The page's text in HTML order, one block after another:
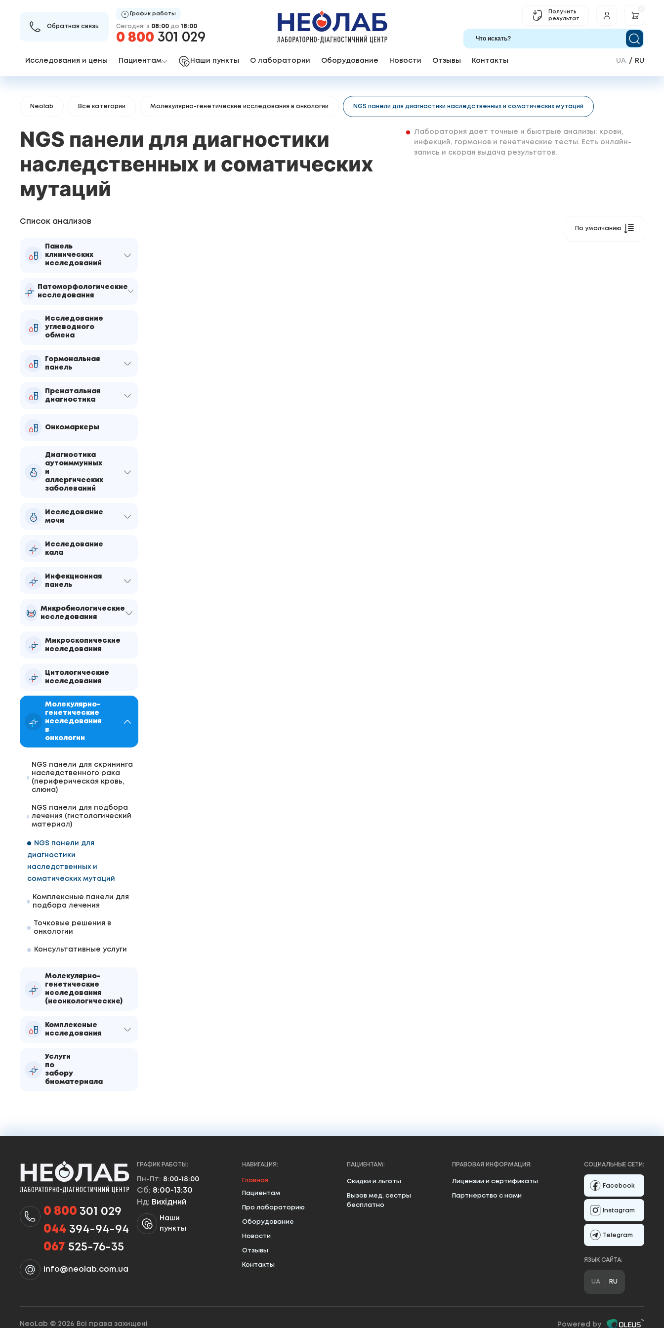
Обратная связь
График работы
Сегодня: з 08:00 до 18:00
0 800 301 029
Получить
результат
Исследования и цены Пациентам Наши пункты О лаборатории Оборудование Новости Отзывы Контакты UA RU
Neolab Все категории Молекулярно-генетические исследования в онкологии NGS панели для диагностики наследственных и соматических мутаций
NGS панели для диагностики
наследственных и соматических
мутаций
Лаборатория дает точные и быстрые анализы: крови,
инфекций, гормонов и генетические тесты. Есть онлайн-
запись и скорая выдача результатов.
Список анализов
Панель
клинических
исследований
Патоморфологические
исследования
Исследование
углеводного
обмена
Гормональная
панель
Пренатальная
диагностика
Онкомаркеры
Диагностика
аутоиммунных
и
аллергических
заболеваний
Исследование
мочи
Исследование
кала
Инфекционная
панель
Микробиологические
исследования
Микроскопические
исследования
Цитологические
исследования
Молекулярно-
генетические
исследования
в
онкологии
NGS панели для скрининга
наследственного рака
(периферическая кровь,
слюна)
NGS панели для подбора
лечения (гистологический
материал)
NGS панели для
диагностики
наследственных и
соматических мутаций
Комплексные панели для
подбора лечения
Точковые решения в
онкологии
Консультативные услуги
Молекулярно-
генетические
исследования
(неонкологические)
Комплексные
исследования
Услуги
по
забору
биоматериала
По умолчанию
0 800 301 029
044 394-94-94
067 525-76-35
info@neolab.com.ua
ГРАФИК РАБОТЫ:
Пн-Пт: 8:00-18:00
Сб: 8:00-13:30
Нд: Вихідний
Наши
пункты
НАВИГАЦИЯ:
Главная
Пациентам
Про лабораторию
Оборудование
Новости
Отзывы
Контакты
ПАЦИЕНТАМ:
Скидки и льготы
Вызов мед. сестры
бесплатно
ПРАВОВАЯ ИНФОРМАЦИЯ:
Лицензии и сертификаты
Партнерство с нами
СОЦИАЛЬНЫЕ СЕТИ:
Facebook
Instagram
Telegram
ЯЗЫК САЙТА:
UA RU
NeoLab © 2026 Всі права захищені Powered by